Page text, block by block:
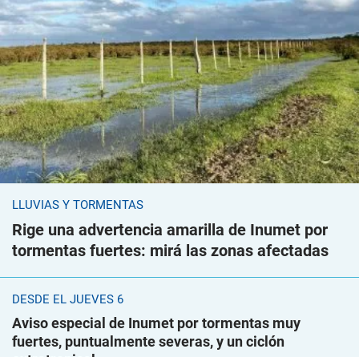
LLUVIAS Y TORMENTAS
Rige una advertencia amarilla de Inumet por
tormentas fuertes: mirá las zonas afectadas
DESDE EL JUEVES 6
Aviso especial de Inumet por tormentas muy
fuertes, puntualmente severas, y un ciclón